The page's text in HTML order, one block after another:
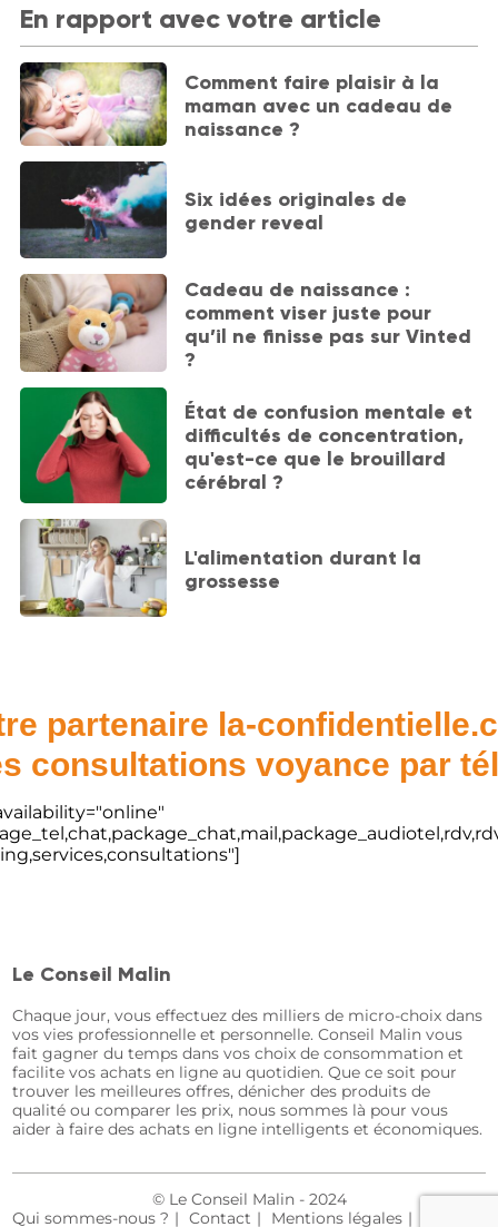
En rapport avec votre article
Comment faire plaisir à la
maman avec un cadeau de
naissance ?
Six idées originales de
gender reveal
Cadeau de naissance :
comment viser juste pour
qu’il ne finisse pas sur Vinted
?
État de confusion mentale et
difficultés de concentration,
qu'est-ce que le brouillard
cérébral ?
L'alimentation durant la
grossesse
partenaire la-
consultations voyance par
Le Conseil Malin
Chaque jour, vous effectuez des milliers de micro-choix dans
vos vies professionnelle et personnelle. Conseil Malin vous
fait gagner du temps dans vos choix de consommation et
facilite vos achats en ligne au quotidien. Que ce soit pour
trouver les meilleures offres, dénicher des produits de
qualité ou comparer les prix, nous sommes là pour vous
aider à faire des achats en ligne intelligents et économiques.
© Le Conseil Malin - 2024
Qui sommes-nous ?
Contact Mentions légales